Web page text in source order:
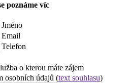
poznáme víc
Jméno
Email
Telefon
o kterou máte zájem
osobních údajů (text souhlasu)